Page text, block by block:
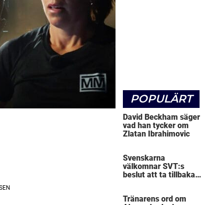
POPULÄRT
David Beckham säger
vad han tycker om
Zlatan Ibrahimovic
Svenskarna
välkomnar SVT:s
beslut att ta tillbaka
Tränarens ord om